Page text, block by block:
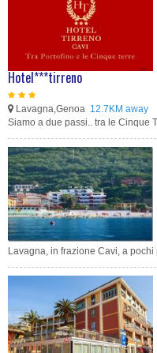
Hotel***tirreno
Lavagna,Genoa 12.7KM away
Siamo a due passi.. tra le Cinque
Lavagna, in frazione Cavi, a pochi